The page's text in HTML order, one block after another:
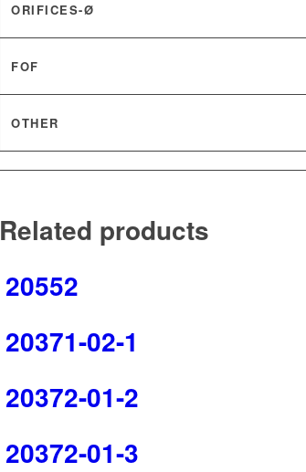
ORIFICES-Ø
FOF
OTHER
Related products
20552
20371-02-1
20372-01-2
20372-01-3